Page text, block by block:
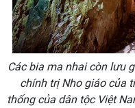
Các bia ma nhai còn lưu
chính trị Nho giáo của
thống của dân tộc Việt